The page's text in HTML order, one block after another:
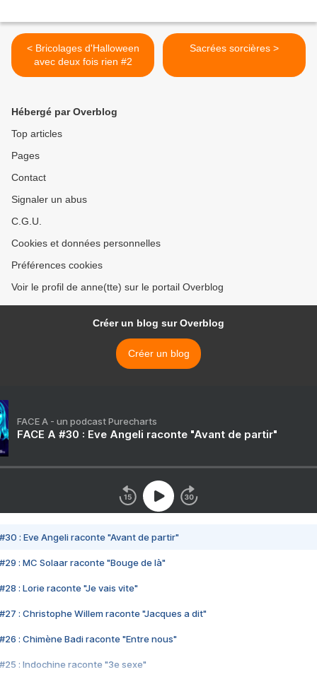
< Bricolages d'Halloween
avec deux fois rien #2
Sacrées sorcières >
Hébergé par Overblog
Top articles
Pages
Contact
Signaler un abus
C.G.U.
Cookies et données personnelles
Préférences cookies
Voir le profil de anne(tte) sur le portail Overblog
Créer un blog sur Overblog
Créer un blog
FACE A - un podcast Purecharts
FACE A #30 : Eve Angeli raconte "Avant de partir"
#30 : Eve Angeli raconte "Avant de partir"
#29 : MC Solaar raconte "Bouge de là"
#28 : Lorie raconte "Je vais vite"
#27 : Christophe Willem raconte "Jacques a dit"
#26 : Chimène Badi raconte "Entre nous"
#25 : Indochine raconte "3e sexe"